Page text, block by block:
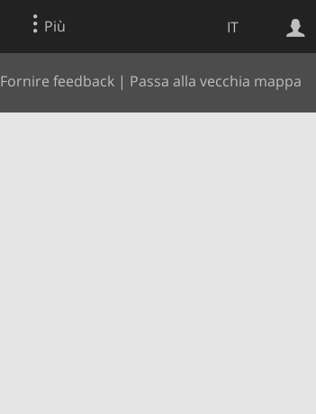
IT
Più
Fornire feedback | Passa alla vecchia mappa
Ricerca Web